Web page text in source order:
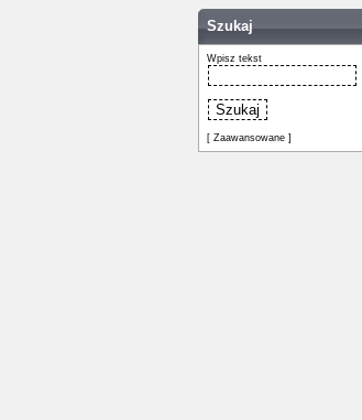
Szukaj
Wpisz tekst
[ Zaawansowane ]